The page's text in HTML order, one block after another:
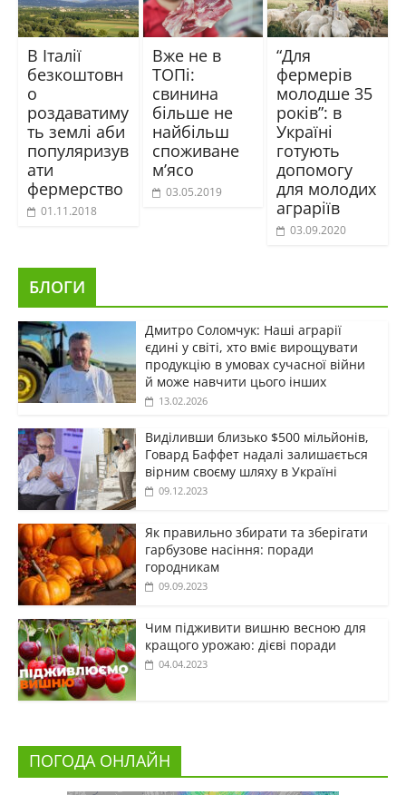
В Італії
безкоштовн
о
роздаватиму
ть землі аби
популяризув
ати
фермерство
01.11.2018
Вже не в
ТОПі:
свинина
більше не
найбільш
споживане
м’ясо
03.05.2019
“Для
фермерів
молодше 35
років”: в
Україні
готують
допомогу
для молодих
аграріїв
03.09.2020
БЛОГИ
Дмитро Соломчук: Наші аграрії
єдині у світі, хто вміє вирощувати
продукцію в умовах сучасної війни
й може навчити цього інших
13.02.2026
Виділивши близько $500 мільйонів,
Говард Баффет надалі залишається
вірним своєму шляху в Україні
09.12.2023
Як правильно збирати та зберігати
гарбузове насіння: поради
городникам
09.09.2023
Чим підживити вишню весною для
кращого урожаю: дієві поради
04.04.2023
ПОГОДА ОНЛАЙН